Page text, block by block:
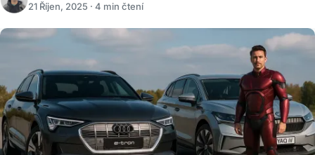
21 Říjen, 2025 · 4 min čtení